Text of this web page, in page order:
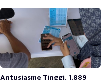
Antusiasme Tinggi, 1.889